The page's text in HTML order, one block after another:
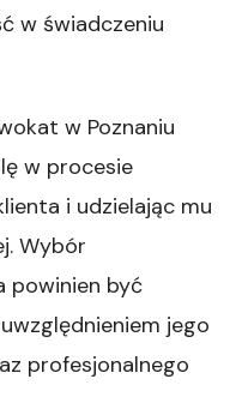
w świadczeniu
w Poznaniu
w procesie
i udzielając mu
Wybór
powinien być
jego
profesjonalnego